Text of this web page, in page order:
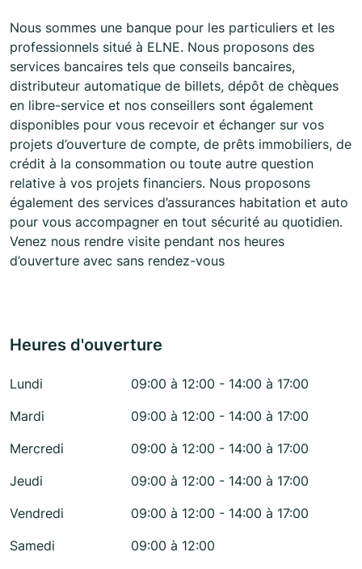
Nous sommes une banque pour les particuliers et les
professionnels situé à ELNE. Nous proposons des
services bancaires tels que conseils bancaires,
distributeur automatique de billets, dépôt de chèques
en libre-service et nos conseillers sont également
disponibles pour vous recevoir et échanger sur vos
projets d’ouverture de compte, de prêts immobiliers, de
crédit à la consommation ou toute autre question
relative à vos projets financiers. Nous proposons
également des services d’assurances habitation et auto
pour vous accompagner en tout sécurité au quotidien.
Venez nous rendre visite pendant nos heures
d’ouverture avec sans rendez-vous
Heures d'ouverture
Lundi
09:00 à 12:00 - 14:00 à 17:00
Mardi
09:00 à 12:00 - 14:00 à 17:00
Mercredi
09:00 à 12:00 - 14:00 à 17:00
Jeudi
09:00 à 12:00 - 14:00 à 17:00
Vendredi
09:00 à 12:00 - 14:00 à 17:00
Samedi
09:00 à 12:00